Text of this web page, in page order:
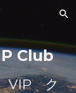
Skip to navigation
Club
VIP ク